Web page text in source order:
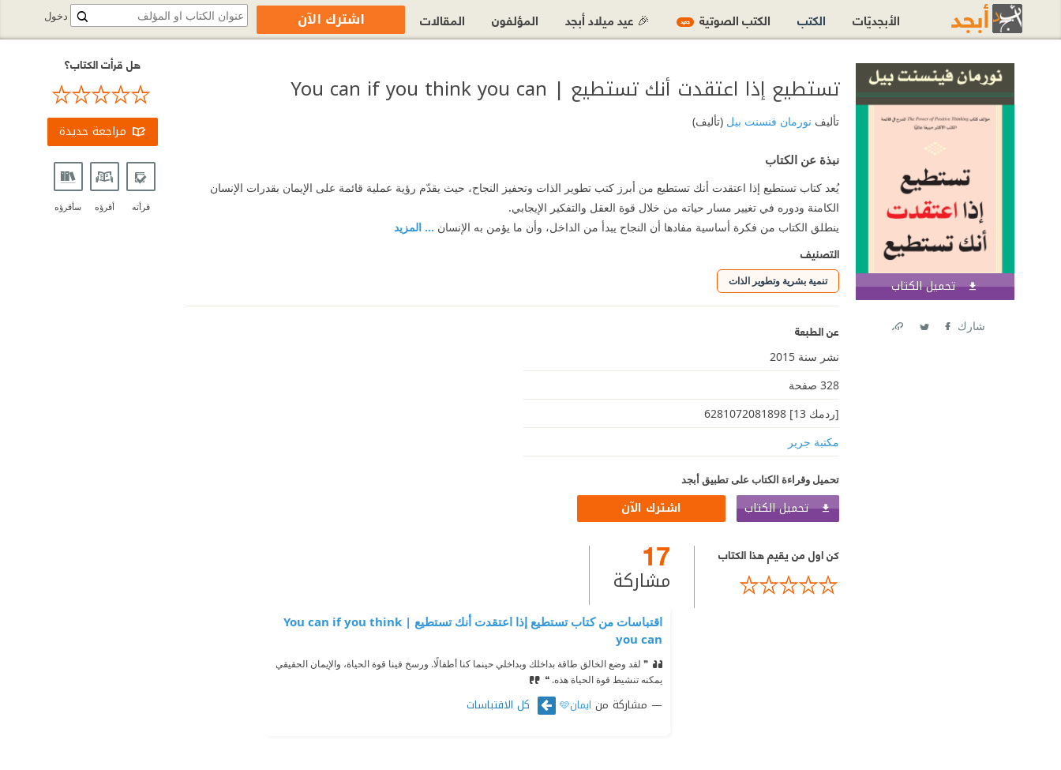
تحميل الكتاب اشترك الآن
شارك
تستطيع إذا اعتقدت أنك تستطيع | You can if you think you can
تأليف نورمان فنسنت بيل(تأليف)
نبذة عن الكتاب
يُعد كتاب تستطيع إذا اعتقدت أنك تستطيع من أبرز كتب تطوير الذات وتحفيز النجاح، حيث يقدّم رؤية عملية قائمة على الإيمان بقدرات الإنسان
الكامنة ودوره في تغيير مسار حياته من خلال قوة العقل والتفكير الإيجابي.
ينطلق الكتاب من فكرة أساسية مفادها أن النجاح يبدأ من الداخل، وأن ما يؤمن به الإنسان ... المزيد
التصنيف
تنمية بشرية وتطوير الذات
عن الطبعة
نشر سنة 2015
328 صفحة
[ردمك 13] 6281072081898
مكتبة جرير
تحميل وقراءة الكتاب على تطبيق أبجد
تحميل الكتاب اشترك الآن
كن اول من يقيم هذا الكتاب 17
مشاركة
اقتباسات من كتاب تستطيع إذا اعتقدت أنك تستطيع | You can if you think
you can
❞ لقد وضع الخالق طاقة بداخلك وبداخلي حينما كنا أطفالًا. ورسخ فينا قوة الحياة، والإيمان الحقيقي
يمكنه تنشيط قوة الحياة هذه. ❝
مشاركة من ايمان🩵 كل الاقتباسات
هل قرأت الكتاب؟
مراجعة جديدة
قرأته أقرؤه سأقرؤه
دخول الأبجديّات الكتب الكتب الصوتية جديد 🎉 عيد ميلاد أبجد المؤلفون المقالات اشترك الآن